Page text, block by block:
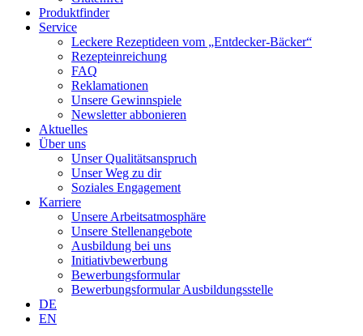
Produktfinder
Service
Leckere Rezeptideen vom „Entdecker-Bäcker“
Rezepteinreichung
FAQ
Reklamationen
Unsere Gewinnspiele
Newsletter abbonieren
Aktuelles
Über uns
Unser Qualitätsanspruch
Unser Weg zu dir
Soziales Engagement
Karriere
Unsere Arbeitsatmosphäre
Unsere Stellenangebote
Ausbildung bei uns
Initiativbewerbung
Bewerbungsformular
Bewerbungsformular Ausbildungsstelle
DE
EN